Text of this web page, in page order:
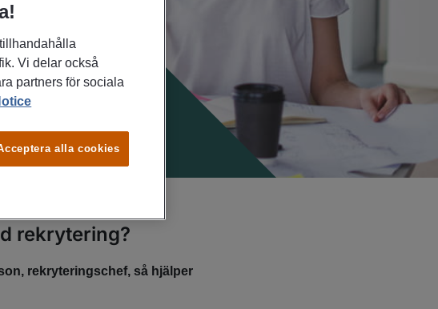
rekrytering?
rekryteringschef, så hjälper
Vi delar också
partners för sociala
alla cookies